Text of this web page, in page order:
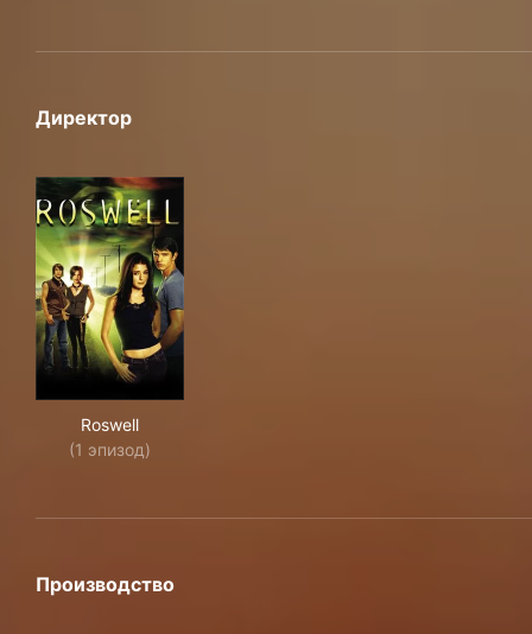
Директор
Roswell
(1 эпизод)
Производство